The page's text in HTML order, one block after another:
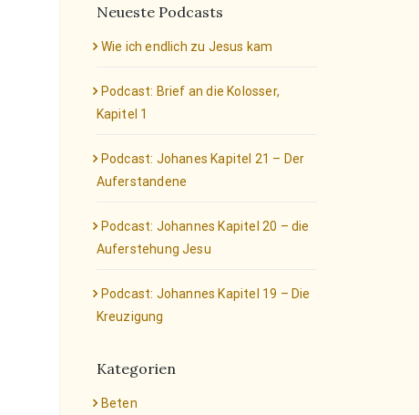
Neueste Podcasts
Wie ich endlich zu Jesus kam
Podcast: Brief an die Kolosser,
Kapitel 1
Podcast: Johanes Kapitel 21 – Der
Auferstandene
Podcast: Johannes Kapitel 20 – die
Auferstehung Jesu
Podcast: Johannes Kapitel 19 – Die
Kreuzigung
Kategorien
Beten